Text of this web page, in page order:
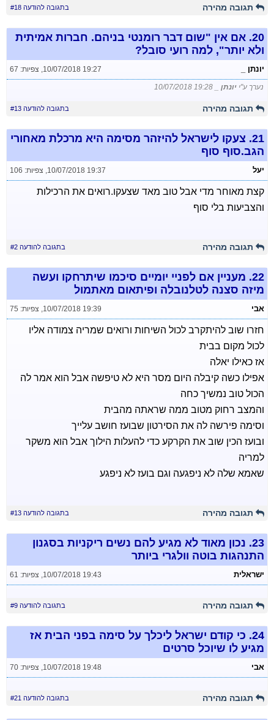
תגובה מהירה בתגובה להודעה #18
20. אם אין "שום דבר רומנטי בניהם. חברות אמיתית
ולא יותר", למה רועי סובל?
יונתן _ 10/07/2018 19:27
, צפיות: 67
נערך ע"י יונתן _ 10/07/2018 19:28
תגובה מהירה בתגובה להודעה #13
21. צעקו לישראל להיזהר מסימה היא מרכלת מאחורי
הגב.סוף סוף
יעל 10/07/2018 19:37
, צפיות: 106
קצת מאוחר מדי אבל טוב מאד שצעקו.רואים את הרכילות
והצביעות בלי סוף
תגובה מהירה בתגובה להודעה #2
22. מעניין אם לפניי יומיים סיכמו שיתרחקו ועשה
מיזה סצנה לטלנובלה ופיתאום מאתמול
אבי 10/07/2018 19:39
, צפיות: 75
חזרו שוב להיתקרב לכול השיחות ורואים שמריה צמודה אליו
לכול מקום בבית
אז כאילו יאלה
אפילו כשה קיבלה היום מסר היא לא טיפשה אבל הוא אמר לה
הכול טוב נמשיך כחה
והמצב רחוק מטוב ממה שראתה מהבית
וסימה פירשה לה את הסירטון שבועז חושב עלייך
ובועז הכין שוב את הקרקע כדי להעלות הילוך אבל הוא משקר
למריה
שאמא שלה לא ניפגעה וגם בועז לא ניפגע
תגובה מהירה בתגובה להודעה #13
23. נכון מאוד לא מגיע להם נשים ריקניות בסגנון
התנהגות בוטה וולגרי ביותר
ישראלית 10/07/2018 19:43
, צפיות: 61
תגובה מהירה בתגובה להודעה #9
24. כי קודם ישראל ליכלך על סימה בפני הבית אז
מגיע לו שיוכל סרטים
אבי 10/07/2018 19:48
, צפיות: 70
תגובה מהירה בתגובה להודעה #21